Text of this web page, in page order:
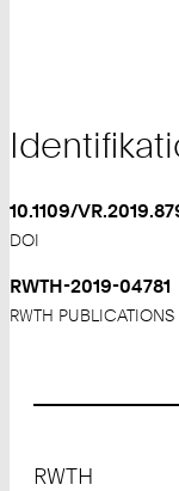
10.1109/
DOI
RWTH-2019-04781
RWTH PUBLICATIONS
RWTH